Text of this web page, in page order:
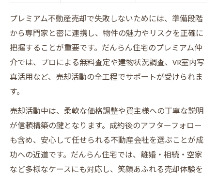
プレミアム不動産売却で失敗しないためには、準備段階
から専門家と密に連携し、物件の魅力やリスクを正確に
把握することが重要です。だんらん住宅のプレミアム仲
介では、プロによる無料査定や建物状況調査、VR室内写
真活用など、売却活動の全工程でサポートが受けられま
す。
売却活動中は、柔軟な価格調整や買主様への丁寧な説明
が信頼構築の鍵となります。成約後のアフターフォロー
も含め、安心して任せられる不動産会社を選ぶことが成
功への近道です。だんらん住宅では、離婚・相続・空家
など多様なケースにも対応し、笑顔あふれる売却体験を